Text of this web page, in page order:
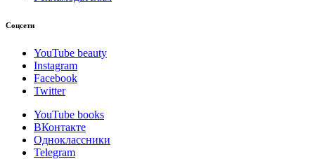
Соцсети
YouTube beauty
Instagram
Facebook
Twitter
YouTube books
ВКонтакте
Одноклассники
Telegram